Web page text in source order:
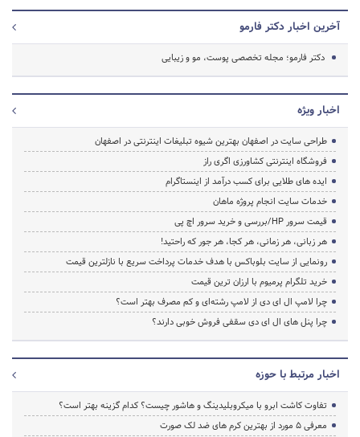
آخرین اخبار دکتر فارمو
دکتر فارمو؛ مجله تخصصی پوست، مو و زیبایی
اخبار ویژه
طراحی سایت در اصفهان بهترین شیوه تبلیغات اینترنتی در اصفهان
فروشگاه اینترنتی کشاورزی اگری راز
ایده های طلایی برای کسب درآمد از اینستاگرام
خدمات سایت انجام پروژه ماهان
قیمت سرور HP/بررسی و خرید سرور اچ پی
هر زبانی، هر زمانی، هر کجا، هر جور که راحتید!
رونمایی از سایت بلوباکس با هدف خدمات پرداخت سریع با نازلترین قیمت
خرید تلگرام پرمیوم با ارزان ترین قیمت
چرا لامپ ال ای دی از لامپ رشته‌ای و کم مصرف بهتر است؟
چرا پنل های ال ای دی سقفی فروش خوبی دارند؟
اخبار مرتبط با حوزه
تفاوت کاشت ابرو با میکروبلیدینگ و هاشور چیست؟ کدام گزینه بهتر است؟
معرفی 5 مورد از بهترین کرم های ضد لک صورت